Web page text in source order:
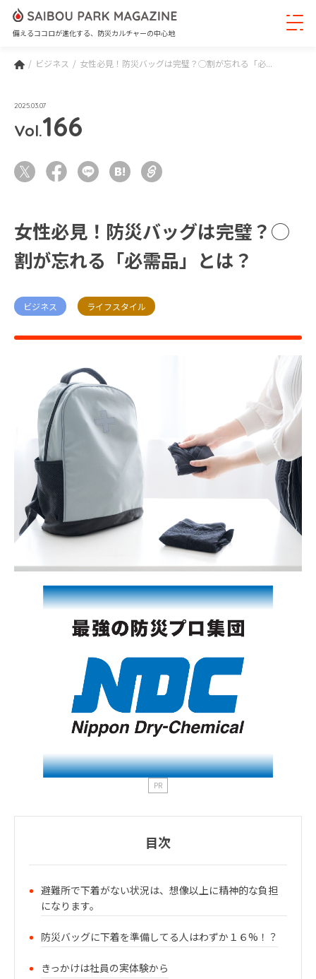
備えるココロが進化する、防災カルチャーの中心地
ビジネス 女性必見！防災バッグは完璧？◯割が忘れる「必...
2025.03.07
Vol.166
女性必見！防災バッグは完璧？◯
割が忘れる「必需品」とは？
ビジネス ライフスタイル
PR
目次
避難所で下着がない状況は、想像以上に精神的な負担
になります。
防災バッグに下着を準備してる人はわずか１６%！？
きっかけは社員の実体験から